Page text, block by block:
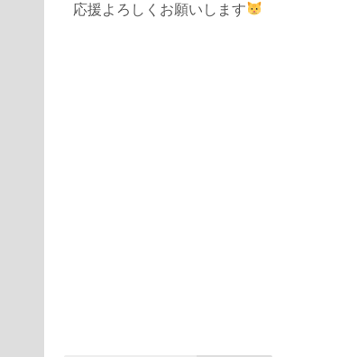
応援よろしくお願いします